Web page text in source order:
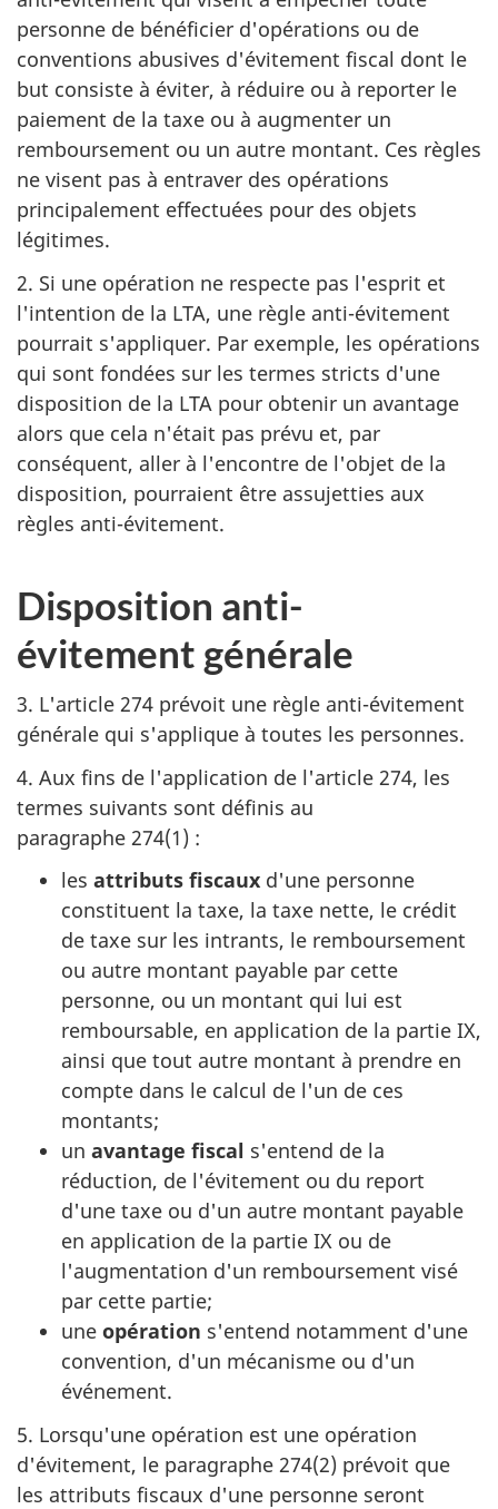
personne de bénéficier d'opérations ou de
conventions abusives d'évitement fiscal dont le
but consiste à éviter, à réduire ou à reporter le
paiement de la taxe ou à augmenter un
remboursement ou un autre montant. Ces règles
ne visent pas à entraver des opérations
principalement effectuées pour des objets
légitimes.
2. Si une opération ne respecte pas l'esprit et
l'intention de la LTA, une règle anti-évitement
pourrait s'appliquer. Par exemple, les opérations
qui sont fondées sur les termes stricts d'une
disposition de la LTA pour obtenir un avantage
alors que cela n'était pas prévu et, par
conséquent, aller à l'encontre de l'objet de la
disposition, pourraient être assujetties aux
règles anti-évitement.
Disposition anti-
évitement générale
3. L'article 274 prévoit une règle anti-évitement
générale qui s'applique à toutes les personnes.
4. Aux fins de l'application de l'article 274, les
termes suivants sont définis au
paragraphe 274(1) :
les attributs fiscaux d'une personne
constituent la taxe, la taxe nette, le crédit
de taxe sur les intrants, le remboursement
ou autre montant payable par cette
personne, ou un montant qui lui est
remboursable, en application de la partie IX,
ainsi que tout autre montant à prendre en
compte dans le calcul de l'un de ces
montants;
un avantage fiscal s'entend de la
réduction, de l'évitement ou du report
d'une taxe ou d'un autre montant payable
en application de la partie IX ou de
l'augmentation d'un remboursement visé
par cette partie;
une opération s'entend notamment d'une
convention, d'un mécanisme ou d'un
événement.
5. Lorsqu'une opération est une opération
d'évitement, le paragraphe 274(2) prévoit que
les attributs fiscaux d'une personne seront